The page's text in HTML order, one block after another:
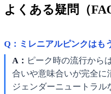
よくある疑問（
Q：ミレニアルピンクはも
A： ピーク時の流行から
合いや意味合いが完全に
ジェンダーニュートラ